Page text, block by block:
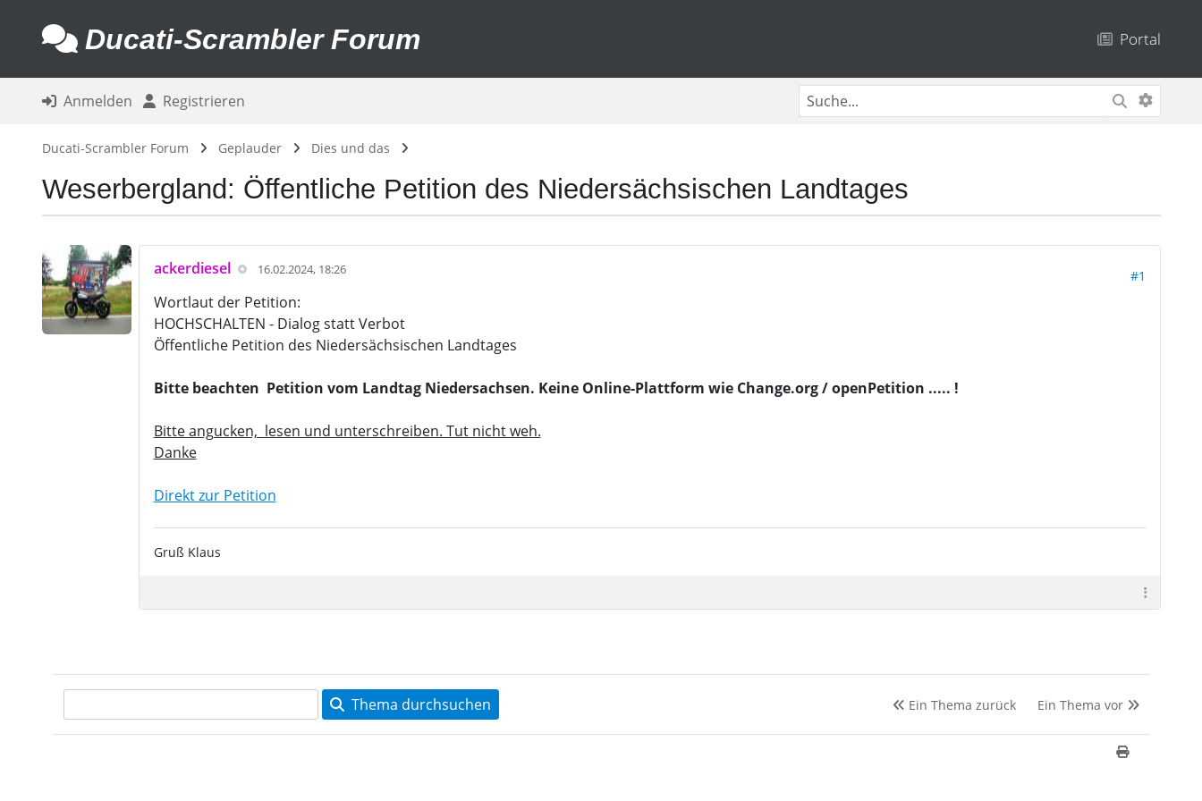
Ducati-Scrambler Forum Portal
Anmelden Registrieren
Ducati-Scrambler Forum Geplauder Dies und das
Weserbergland: Öffentliche Petition des Niedersächsischen Landtages
ackerdiesel 16.02.2024, 18:26 #1
Wortlaut der Petition:
HOCHSCHALTEN - Dialog statt Verbot
Öffentliche Petition des Niedersächsischen Landtages
Bitte beachten Petition vom Landtag Niedersachsen. Keine Online-Plattform wie Change.org / openPetition ..... !
Bitte angucken, lesen und unterschreiben. Tut nicht weh.
Danke
Direkt zur Petition
Gruß Klaus
Thema durchsuchen Ein Thema zurück Ein Thema vor